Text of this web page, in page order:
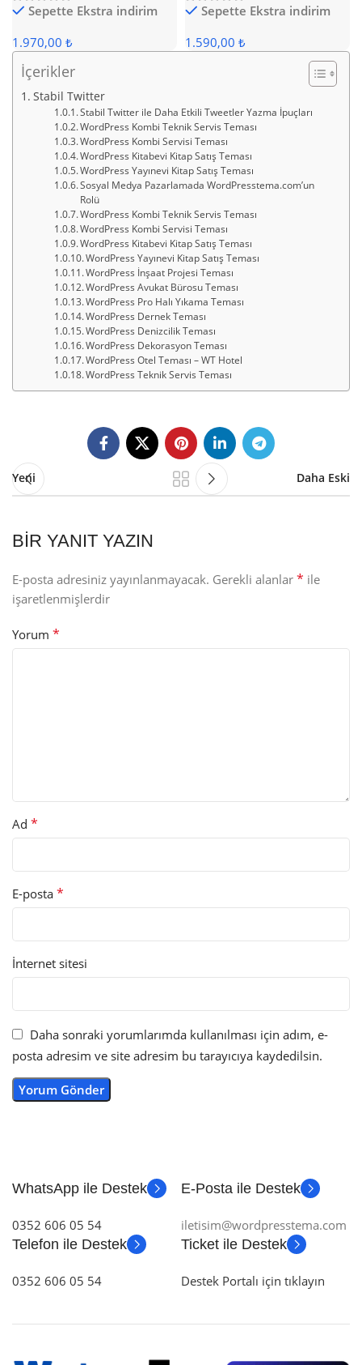
Sepette Ekstra indirim
1.970,00 ₺
Sepette Ekstra indirim
1.590,00 ₺
İçerikler
Stabil Twitter
Stabil Twitter ile Daha Etkili Tweetler Yazma İpuçları
WordPress Kombi Teknik Servis Teması
WordPress Kombi Servisi Teması
WordPress Kitabevi Kitap Satış Teması
WordPress Yayınevi Kitap Satış Teması
Sosyal Medya Pazarlamada WordPresstema.com’un
Rolü
WordPress Kombi Teknik Servis Teması
WordPress Kombi Servisi Teması
WordPress Kitabevi Kitap Satış Teması
WordPress Yayınevi Kitap Satış Teması
WordPress İnşaat Projesi Teması
WordPress Avukat Bürosu Teması
WordPress Pro Halı Yıkama Teması
WordPress Dernek Teması
WordPress Denizcilik Teması
WordPress Dekorasyon Teması
WordPress Otel Teması – WT Hotel
WordPress Teknik Servis Teması
Yeni Daha Eski
BIR YANIT YAZIN
E-posta adresiniz yayınlanmayacak. Gerekli alanlar * ile
işaretlenmişlerdir
Yorum *
Ad *
E-posta *
İnternet sitesi
Daha sonraki yorumlarımda kullanılması için adım, e-
posta adresim ve site adresim bu tarayıcıya kaydedilsin.
WhatsApp ile Destek
0352 606 05 54
E-Posta ile Destek
iletisim@wordpresstema.com
Telefon ile Destek
0352 606 05 54
Ticket ile Destek
Destek Portalı için tıklayın